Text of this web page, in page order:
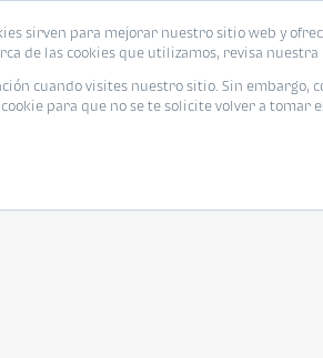
sirven para mejorar nuestro sitio web y
de las cookies que utilizamos, revisa
cuando visites nuestro sitio. Sin embargo,
para que no se te solicite volver a tomar
Eventos Promociones